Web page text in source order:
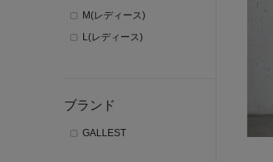
M(レディース)
L(レディース)
ブランド
GALLEST